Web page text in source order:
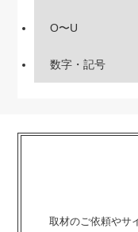
O〜U
数字・記号
取材のご依頼やサ